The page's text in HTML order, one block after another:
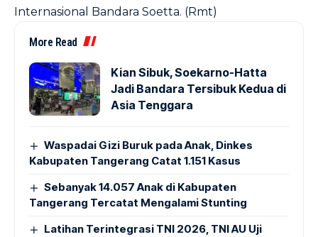
Internasional Bandara Soetta. (Rmt)
More Read
Kian Sibuk, Soekarno-Hatta
Jadi Bandara Tersibuk Kedua di
Asia Tenggara
Waspadai Gizi Buruk pada Anak, Dinkes
Kabupaten Tangerang Catat 1.151 Kasus
Sebanyak 14.057 Anak di Kabupaten
Tangerang Tercatat Mengalami Stunting
Latihan Terintegrasi TNI 2026, TNI AU Uji